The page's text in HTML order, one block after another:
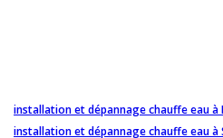
installation et dépannage chauffe eau à
installation et dépannage chauffe eau à